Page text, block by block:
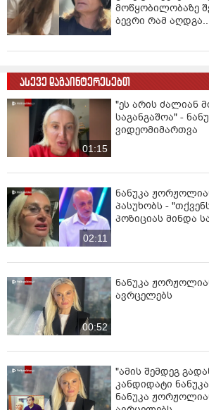
მოწყობილობაზე
ბევრი რამ
ასევე დაგაინტერესებთ
01:15
"ეს არის ძალიან
საგანგაშოა" -
ვიდეომიმართვა
02:11
ნანუკა
პასუხობს -
პოზიციას მინდა
00:52
ნანუკა
ავრცელებს
"ამის შემდეგ
კანდიდატი
ნანუკა